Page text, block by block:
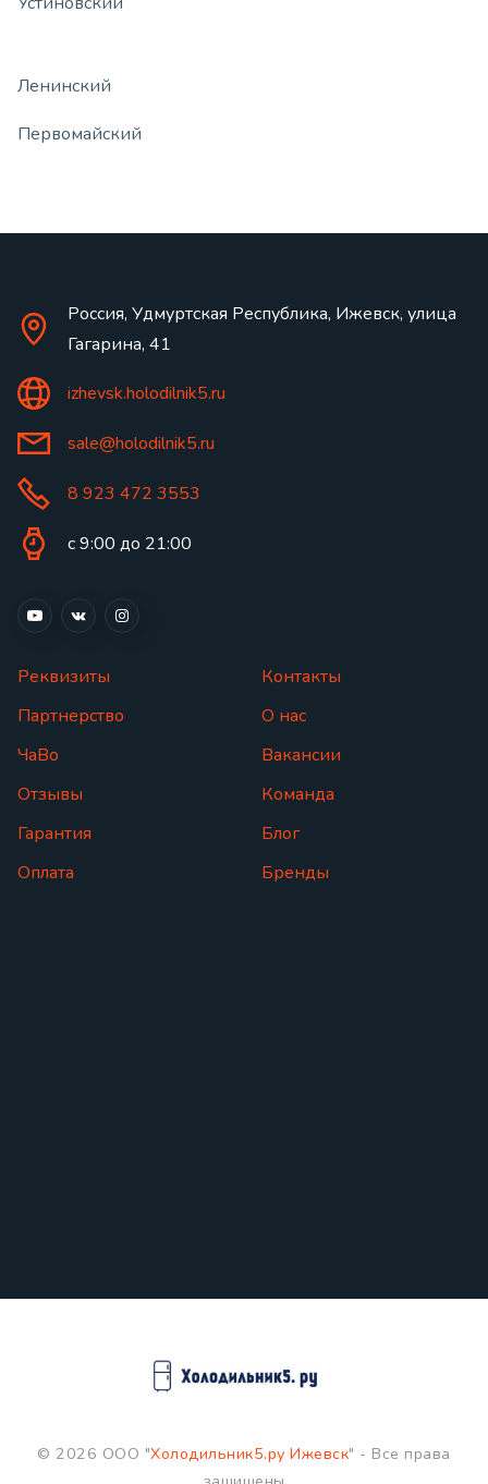
Ленинский
Первомайский
Россия, Удмуртская Республика, Ижевск, улица
Гагарина, 41
izhevsk.holodilnik5.ru
sale@holodilnik5.ru
8 923 472 3553
с 9:00 до 21:00
Реквизиты
Партнерство
ЧаВо
Отзывы
Гарантия
Оплата
Контакты
О нас
Вакансии
Команда
Блог
Бренды
© 2026 ООО "Холодильник5.ру Ижевск" - Все права